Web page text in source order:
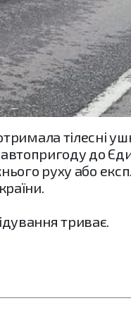
тілесні
автопригоду до
руху або
триває.